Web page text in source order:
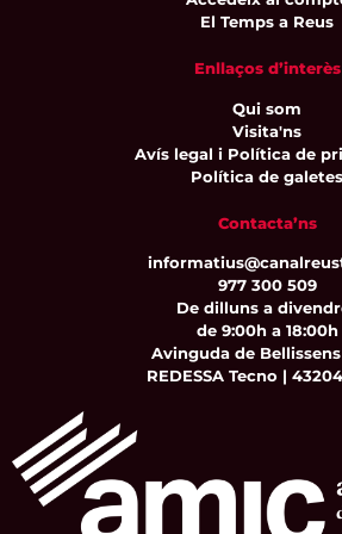
El Temps a Reus
Enllaços d’interès
Qui som
Visita'ns
Avís legal i Política de
Política de galetes
Contacta’ns
977 300 509
De dilluns a
de 9:00h a 18:00h
Avinguda de
REDESSA Tecno |